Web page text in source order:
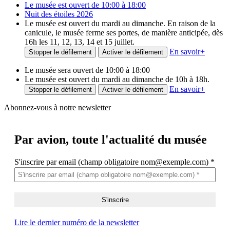
Le musée est ouvert de 10:00 à 18:00
Nuit des étoiles 2026
Le musée est ouvert du mardi au dimanche. En raison de la
canicule, le musée ferme ses portes, de manière anticipée, dès
16h les 11, 12, 13, 14 et 15 juillet.
Stopper le défilement Activer le défilement En savoir+
Le musée sera ouvert de 10:00 à 18:00
Le musée est ouvert du mardi au dimanche de 10h à 18h.
Stopper le défilement Activer le défilement En savoir+
Abonnez-vous à notre newsletter
Par avion, toute l'actualité du musée
S'inscrire par email (champ obligatoire nom@exemple.com) *
Lire le dernier numéro de la newsletter